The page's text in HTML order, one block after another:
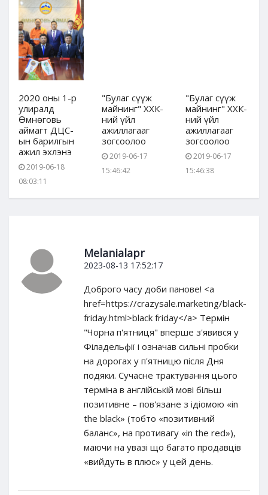
2020 оны 1-р
улиралд
Өмнөговь
аймагт ДЦС-
ын барилгын
ажил эхлэнэ
2019-06-18
08:03:11
"Булаг сүүж
майнинг" ХХК-
ний үйл
ажиллагааг
зогсоолоо
2019-06-17
15:46:42
"Булаг сүүж
майнинг" ХХК-
ний үйл
ажиллагааг
зогсоолоо
2019-06-17
15:46:38
Melanialapr
2023-08-13 17:52:17
Доброго часу доби панове! <a
href=https://crazysale.marketing/black-
friday.html>black friday</a> Термін
"Чорна п'ятниця" вперше з'явився у
Філадельфії і означав сильні пробки
на дорогах у п'ятницю після Дня
подяки. Сучасне трактування цього
терміна в англійській мові більш
позитивне – пов'язане з ідіомою «in
the black» (тобто «позитивний
баланс», на противагу «in the red»),
маючи на увазі що багато продавців
«вийдуть в плюс» у цей день.